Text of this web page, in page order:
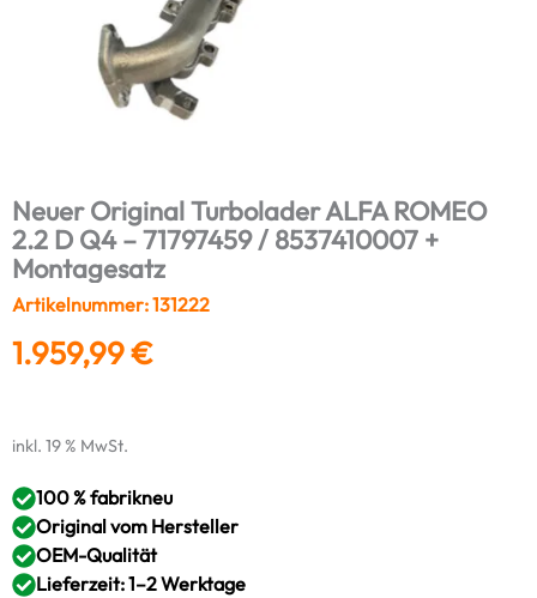
Neuer Original Turbolader ALFA ROMEO
2.2 D Q4 – 71797459 / 8537410007 +
Montagesatz
Artikelnummer: 131222
1.959,99€
inkl. 19 % MwSt.
100 % fabrikneu
Original vom Hersteller
OEM-Qualität
Lieferzeit: 1–2 Werktage